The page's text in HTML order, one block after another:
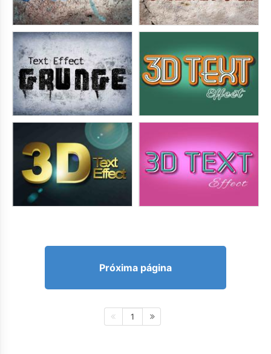
Próxima página
1